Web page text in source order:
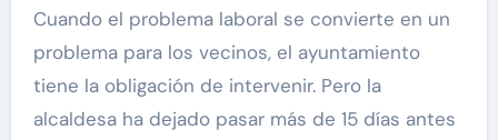
Cuando el problema laboral se convierte en un
problema para los vecinos, el ayuntamiento
tiene la obligación de intervenir. Pero la
alcaldesa ha dejado pasar más de 15 días antes